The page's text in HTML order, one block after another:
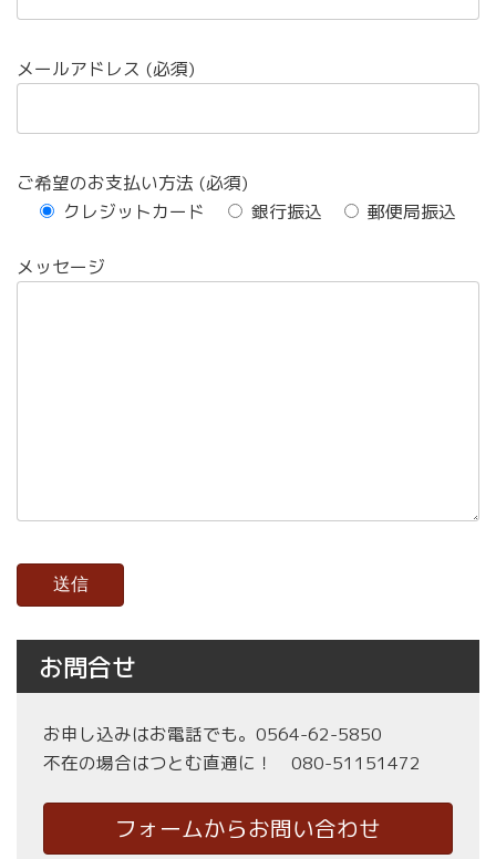
メールアドレス (必須)
ご希望のお支払い方法 (必須)
クレジットカード
銀行振込 郵便局振込
メッセージ
お問合せ
お申し込みはお電話でも。0564-62-5850
不在の場合はつとむ直通に！ 080-51151472
フォームからお問い合わせ